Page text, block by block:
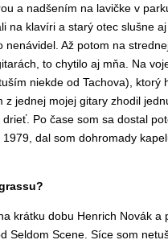
a nadšením na lavičke v
hrali na klavíri a starý
Ale v tej dobe som to
partie, a kde sa hrávalo na
„Perla“, kde hral aj jeden
na banjo. Po návrate do
na banji, zohnal si
som potom začal študovať
country v duchu Zelenáčov,
krátku dobu Henrich
album od Seldom Scene.